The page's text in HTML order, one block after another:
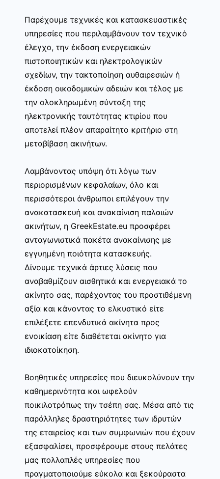
Παρέχουμε τεχνικές και κατασκευαστικές
υπηρεσίες που περιλαμβάνουν τον τεχνικό
έλεγχο, την έκδοση ενεργειακών
πιστοποιητικών και ηλεκτρολογικών
σχεδίων, την τακτοποίηση αυθαιρεσιών ή
έκδοση οικοδομικών αδειών και τέλος με
την ολοκληρωμένη σύνταξη της
ηλεκτρονικής ταυτότητας κτιρίου που
αποτελεί πλέον απαραίτητο κριτήριο στη
μεταβίβαση ακινήτων.
Λαμβάνοντας υπόψη ότι λόγω των
περιορισμένων κεφαλαίων, όλο και
περισσότεροι άνθρωποι επιλέγουν την
ανακατασκευή και ανακαίνιση παλαιών
ακινήτων, η GreekEstate.eu προσφέρει
ανταγωνιστικά πακέτα ανακαίνισης με
εγγυημένη ποιότητα κατασκευής.
Δίνουμε τεχνικά άρτιες λύσεις που
αναβαθμίζουν αισθητικά και ενεργειακά το
ακίνητο σας, παρέχοντας του προστιθέμενη
αξία και κάνοντας το ελκυστικό είτε
επιλέξετε επενδυτικά ακίνητα προς
ενοικίαση είτε διαθέτεται ακίνητο για
ιδιοκατοίκηση.
Βοηθητικές υπηρεσίες που διευκολύνουν την
καθημερινότητα και ωφελούν
ποικιλοτρόπως την τσέπη σας. Μέσα από τις
παράλληλες δραστηριότητες των ιδρυτών
της εταιρείας και των συμφωνιών που έχουν
εξασφαλίσει, προσφέρουμε στους πελάτες
μας πολλαπλές υπηρεσίες που
πραγματοποιούμε εύκολα και ξεκούραστα